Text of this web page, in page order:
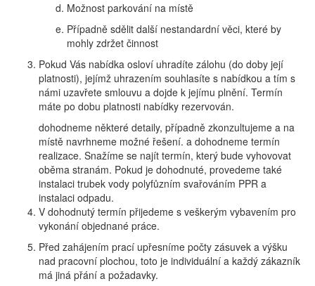
Možnost parkování na místě
Případně sdělit další nestandardní věci, které by
mohly zdržet činnost
Pokud Vás nabídka osloví uhradíte zálohu (do doby její
platnosti), jejímž uhrazením souhlasíte s nabídkou a tím s
námi uzavřete smlouvu a dojde k jejímu plnění. Termín
máte po dobu platnosti nabídky rezervován.
dohodneme některé detaily, případně zkonzultujeme a na
místě navrhneme možné řešení. a dohodneme termín
realizace. Snažíme se najít termín, který bude vyhovovat
oběma stranám. Pokud je dohodnuté, provedeme také
instalaci trubek vody polyfůzním svařováním PPR a
instalaci odpadu.
V dohodnutý termín přijedeme s veškerým vybavením pro
vykonání objednané práce.
Před zahájením prací upřesníme počty zásuvek a výšku
nad pracovní plochou, toto je individuální a každý zákazník
má jiná přání a požadavky.